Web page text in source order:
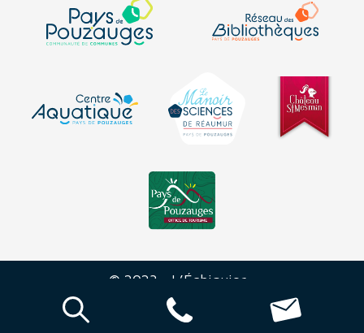
© 2023 - L’Échiquier -
Déclaration sur
l’accessibilité
Réalisation Agence Morgane